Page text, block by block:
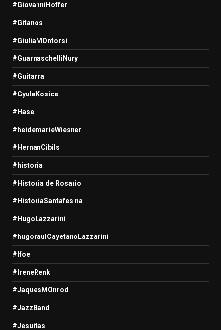
#GiovanniHoffer
#Gitanos
#GiuliaMOntorsi
#GuarnaschelliNury
#Guitarra
#GyulaKosice
#Hase
#heidemarieWiesner
#HernanCibils
#historia
#Historia de Rosario
#HistoriaSantafesina
#HugoLazzarini
#hugoraulCayetanoLazzarini
#Ifoe
#IreneRenk
#JaquesMOnrod
#JazzBand
#Jesuitas